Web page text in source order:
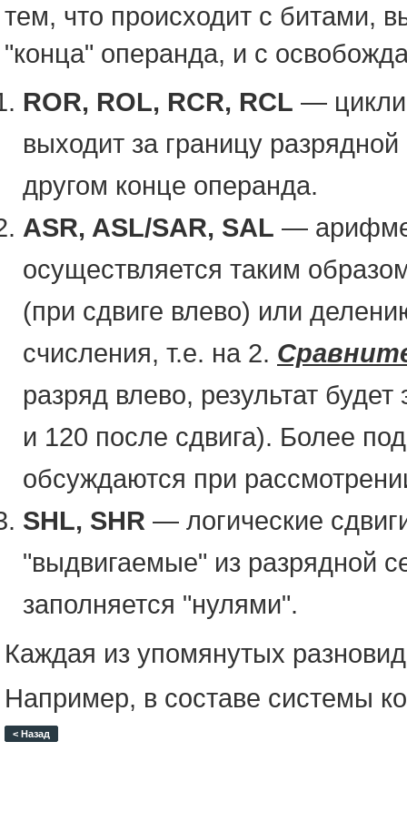
тем, что происходит с битами,
"конца" операнда, и с
ROR, ROL, RCR, RCL —
выходит за границу
другом конце операнда.
ASR, ASL/SAR, SAL —
осуществляется таким
(при сдвиге влево) или
счисления, т.е. на 2.
разряд влево, результат
и 120 после сдвига). Более
обсуждаются при
SHL, SHR — логические
"выдвигаемые" из разрядной
заполняется "нулями".
Каждая из упомянутых
Например, в составе системы
< Назад